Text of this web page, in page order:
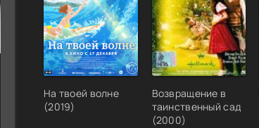
На твоей волне
(2019)
Возвращение в
таинственный сад
(2000)